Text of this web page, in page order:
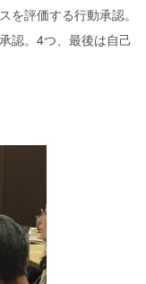
を評価する行動承認。
認。4つ、最後は自己